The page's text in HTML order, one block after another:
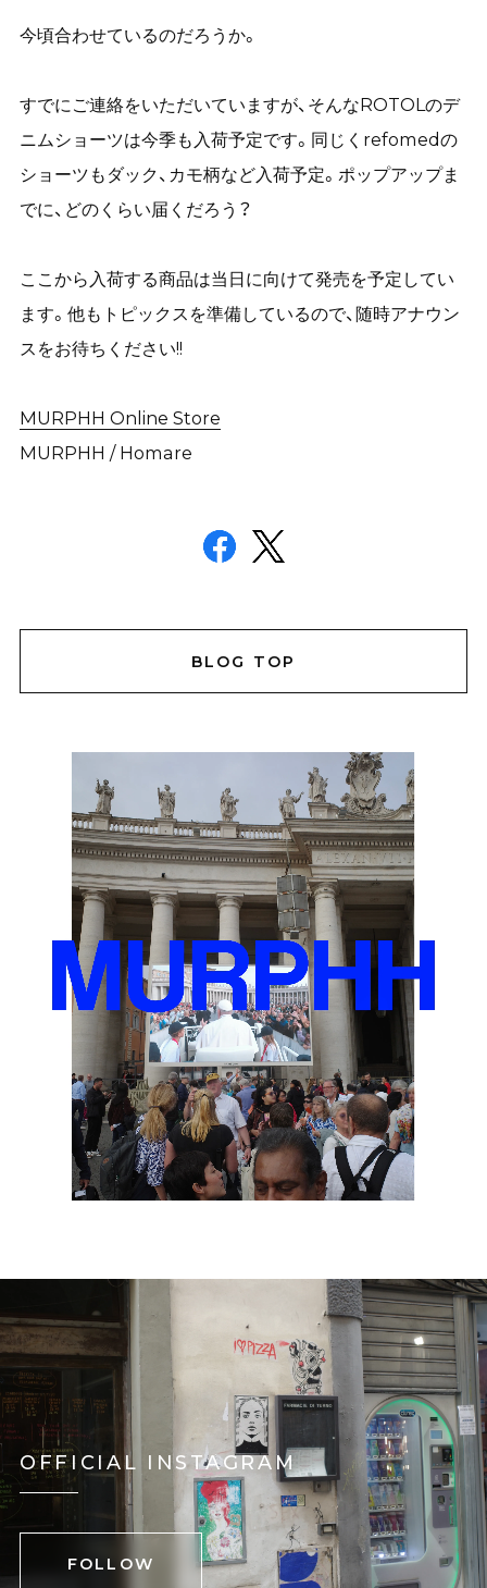
今頃合わせているのだろうか。
すでにご連絡をいただいていますが、そんなROTOLのデ
ニムショーツは今季も入荷予定です。同じくrefomedの
ショーツもダック、カモ柄など入荷予定。ポップアップま
でに、どのくらい届くだろう？
ここから入荷する商品は当日に向けて発売を予定してい
ます。他もトピックスを準備しているので、随時アナウン
スをお待ちください!!
MURPHH Online Store
MURPHH / Homare
BLOG TOP
OFFICIAL INSTAGRAM
FOLLOW